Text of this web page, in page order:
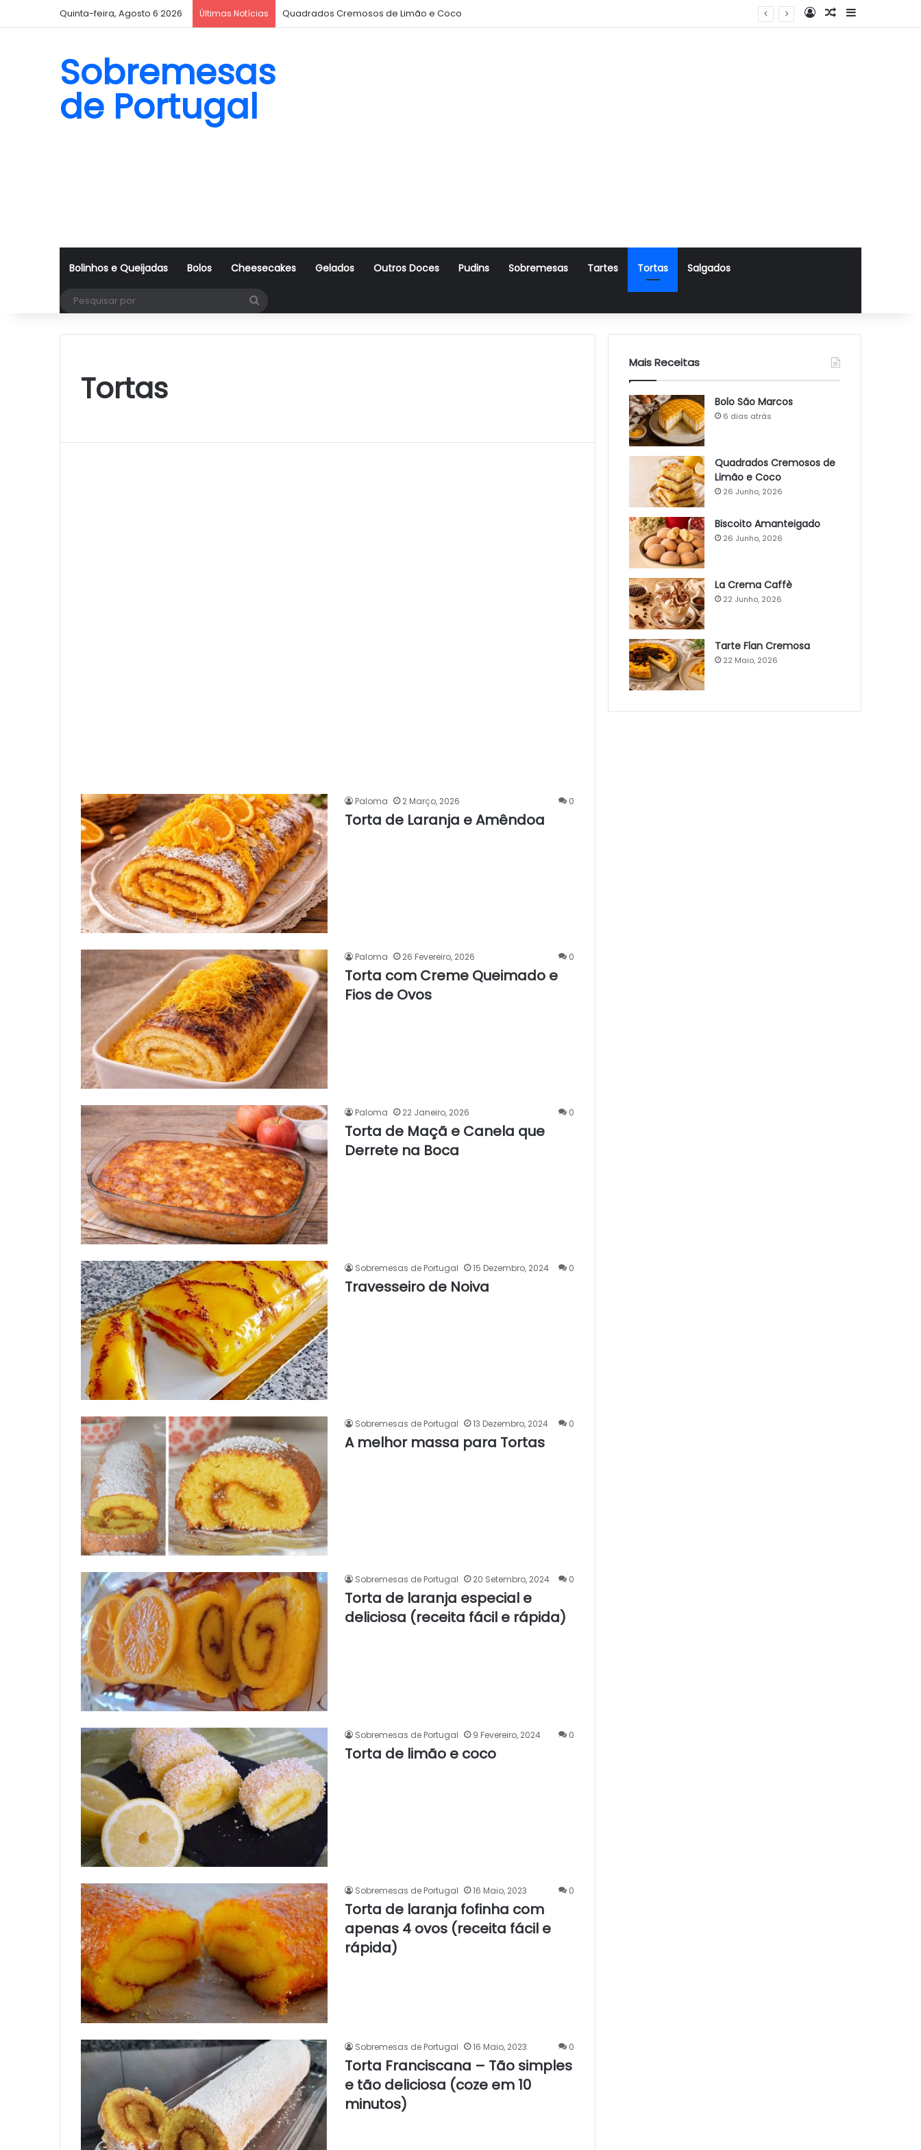
Quinta-feira, Agosto 6 2026 Últimas Notícias Quadrados Cremosos de Limão e Coco Log InArtigo Aleatório
Sidebar
Sobremesas
de Portugal
Bolinhos e Queijadas Bolos Cheesecakes Gelados Outros Doces Pudins Sobremesas Tartes Tortas Salgados
Tortas
Paloma 2 Março, 2026 0
Torta de Laranja e Amêndoa
Paloma 26 Fevereiro, 2026 0
Torta com Creme Queimado e
Fios de Ovos
Paloma 22 Janeiro, 2026 0
Torta de Maçã e Canela que
Derrete na Boca
Sobremesas de Portugal 15 Dezembro, 2024 0
Travesseiro de Noiva
Sobremesas de Portugal 13 Dezembro, 2024 0
A melhor massa para Tortas
Sobremesas de Portugal 20 Setembro, 2024 0
Torta de laranja especial e
deliciosa (receita fácil e rápida)
Sobremesas de Portugal 9 Fevereiro, 2024 0
Torta de limão e coco
Sobremesas de Portugal 16 Maio, 2023 0
Torta de laranja fofinha com
apenas 4 ovos (receita fácil e
rápida)
Sobremesas de Portugal 16 Maio, 2023 0
Torta Franciscana – Tão simples
e tão deliciosa (coze em 10
minutos)
Mais Receitas
Bolo São Marcos
6 dias atrás
Quadrados Cremosos de
Limão e Coco
26 Junho, 2026
Biscoito Amanteigado
26 Junho, 2026
La Crema Caffè
22 Junho, 2026
Tarte Flan Cremosa
22 Maio, 2026